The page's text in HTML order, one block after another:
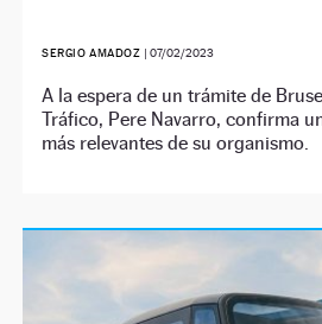
SERGIO AMADOZ | 07/02/2023
A la espera de un trámite de
Tráfico, Pere Navarro, confirma
más relevantes de su organismo.